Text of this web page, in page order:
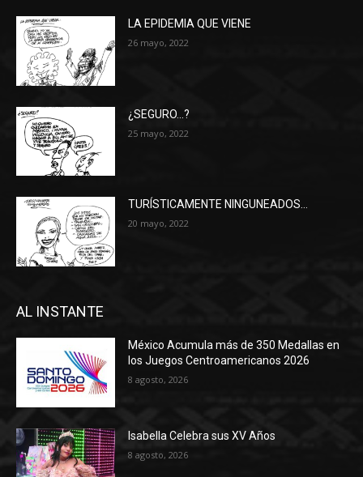
LA EPIDEMIA QUE VIENE
26 mayo, 2022
¿SEGURO…?
25 mayo, 2022
TURÍSTICAMENTE NINGUNEADOS…
20 mayo, 2022
AL INSTANTE
México Acumula más de 350 Medallas en
los Juegos Centroamericanos 2026
8 agosto, 2026
Isabella Celebra sus XV Años
8 agosto, 2026